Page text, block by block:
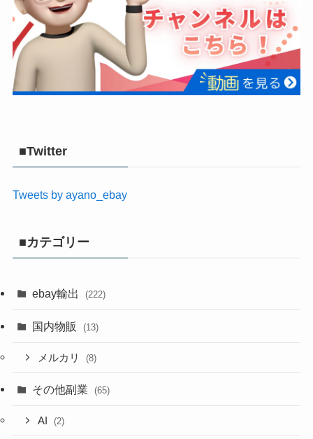
■Twitter
Tweets by ayano_ebay
■カテゴリー
ebay輸出 (222)
国内物販 (13)
メルカリ (8)
その他副業 (65)
AI (2)